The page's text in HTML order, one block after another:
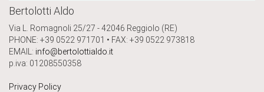
Bertolotti Aldo
Via L. Romagnoli 25/27 - 42046 Reggiolo (RE)
PHONE: +39 0522 971701 • FAX: +39 0522 973818
EMAIL: info@bertolottialdo.it
p.iva: 01208550358
Privacy Policy